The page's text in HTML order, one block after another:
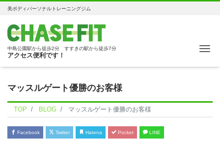
美ボディパーソナルトレーニングジム
中島公園駅から徒歩2分 すすきの駅から徒歩7分
アクセス便利です！
マッスルゲート優勝のお客様
TOP BLOG マッスルゲート優勝のお客様
Facebook Twitter Hatena Pocket LINE